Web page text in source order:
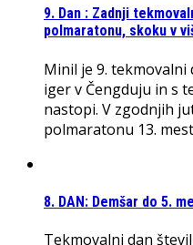
9. Dan : Zadnji
polmaratonu, skoku v
Minil je 9.
iger v Čengduju in s
nastopi. V zgodnjih
polmaratonu 13.
8. DAN: Demšar do 5.
Tekmovalni dan